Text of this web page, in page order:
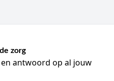
zorg
antwoord op al jouw